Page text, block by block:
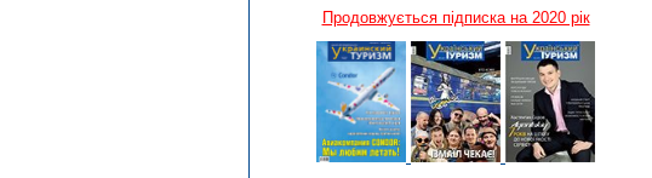
Продовжується підписка на 2020 рік